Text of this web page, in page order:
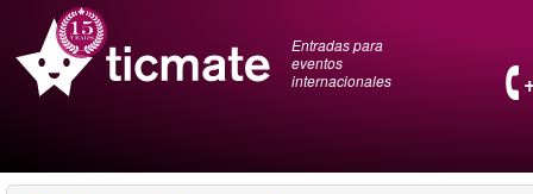
Entradas para
eventos
internacionales